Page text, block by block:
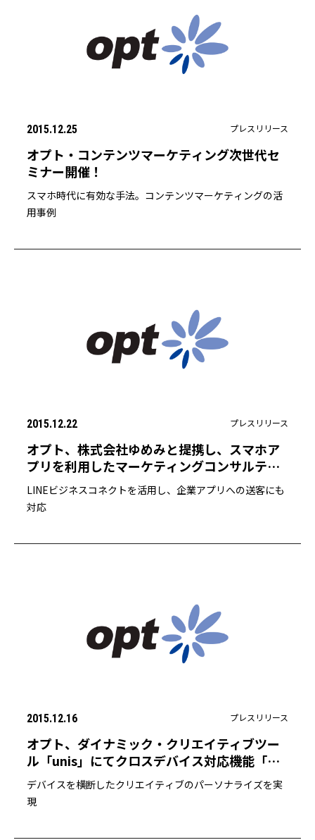
2015.12.25 プレスリリース
オプト・コンテンツマーケティング次世代セ
ミナー開催！
スマホ時代に有効な手法。コンテンツマーケティングの活
用事例
2015.12.22 プレスリリース
オプト、株式会社ゆめみと提携し、スマホア
プリを利用したマーケティングコンサルティ
ング/集客支援サービスの提供をワンストップ
で開始
LINEビジネスコネクトを活用し、企業アプリへの送客にも
対応
2015.12.16 プレスリリース
オプト、ダイナミック・クリエイティブツー
ル「unis」にてクロスデバイス対応機能「デ
バイスリンク」を提供
デバイスを横断したクリエイティブのパーソナライズを実
現